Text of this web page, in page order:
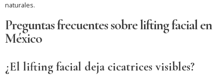
naturales.
Preguntas frecuentes sobre lifting facial en
México
¿El lifting facial deja cicatrices visibles?